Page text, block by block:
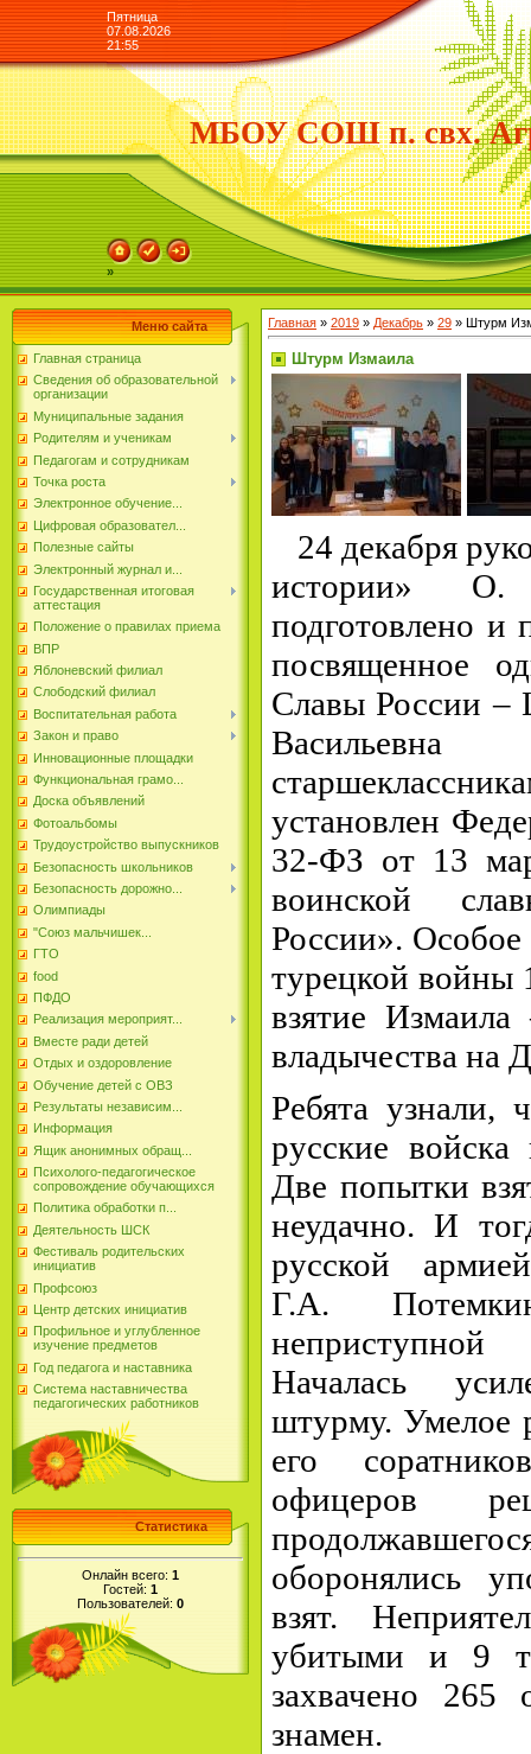
Пятница
07.08.2026
21:55
МБОУ СОШ п. свх.
»
Меню сайта
Главная страница
Сведения об образовательной
организации
Муниципальные задания
Родителям и ученикам
Педагогам и сотрудникам
Точка роста
Электронное обучение...
Цифровая образовател...
Полезные сайты
Электронный журнал и...
Государственная итоговая
аттестация
Положение о правилах приема
ВПР
Яблоневский филиал
Слободский филиал
Воспитательная работа
Закон и право
Инновационные площадки
Функциональная грамо...
Доска объявлений
Фотоальбомы
Трудоустройство выпускников
Безопасность школьников
Безопасность дорожно...
Олимпиады
"Союз мальчишек...
ГТО
food
ПФДО
Реализация мероприят...
Вместе ради детей
Отдых и оздоровление
Обучение детей с ОВЗ
Результаты независим...
Информация
Ящик анонимных обращ...
Психолого-педагогическое
сопровождение обучающихся
Политика обработки п...
Деятельность ШСК
Фестиваль родительских
инициатив
Профсоюз
Центр детских инициатив
Профильное и углубленное
изучение предметов
Год педагога и наставника
Система наставничества
педагогических работников
Статистика
Онлайн всего: 1
Гостей: 1
Пользователей: 0
Главная » 2019 » Декабрь » 29 » Штурм
Штурм Измаила
24 декабря
истории»
подготовлено и
посвященное
Славы России –
установлен
32-ФЗ от 13
воинской
России». Особое
турецкой войны
взятие
владычества на
Ребята узнали,
русские
Две попытки
неудачно. И
русской
Г.А.
Началась
штурму. Умелое
его
офицеров
оборонялись
взят.
убитыми и 9
захвачено 265
знамен.